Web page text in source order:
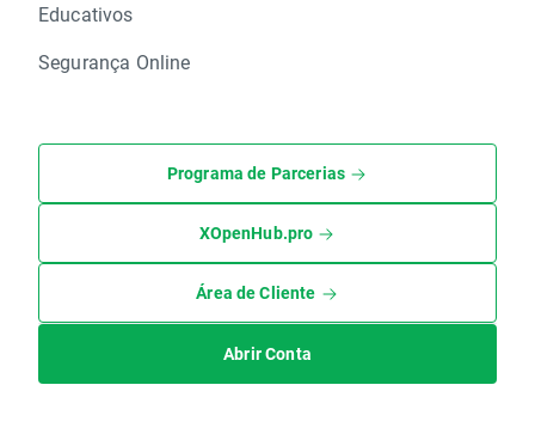
Educativos
Segurança Online
Programa de Parcerias
XOpenHub.pro
Área de Cliente
Abrir Conta